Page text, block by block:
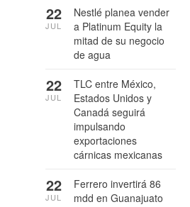
Nestlé planea vender
a Platinum Equity la
mitad de su negocio
de agua
22
JUL
TLC entre México,
Estados Unidos y
Canadá seguirá
impulsando
exportaciones
cárnicas mexicanas
22
JUL
Ferrero invertirá 86
mdd en Guanajuato
22
JUL